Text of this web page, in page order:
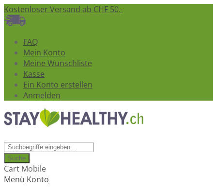
Kostenloser Versand ab CHF 50.-
FAQ
Mein Konto
Meine Wunschliste
Kasse
Ein Konto erstellen
Anmelden
Suche
Cart Mobile
Menü Konto